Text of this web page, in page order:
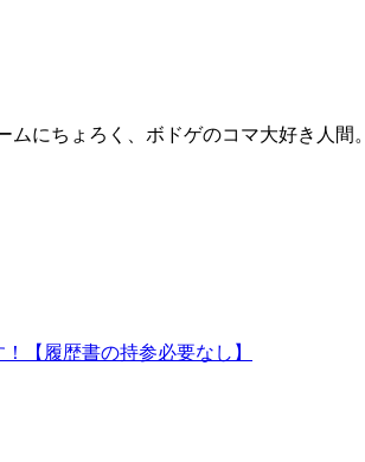
にちょろく、ボドゲのコマ大好き人間。
【履歴書の持参必要なし】